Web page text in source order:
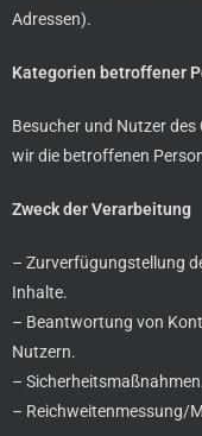
Adressen).
Kategorien betroffener
Besucher und Nutzer
wir die betroffenen
Zweck der Verarbeitung
– Zurverfügungstellung
Inhalte.
– Beantwortung von
Nutzern.
–
– Reichweitenmessung/